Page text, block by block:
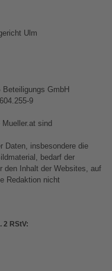
Kids
Fineline
Ulm
GmbH
9
sind
Daten, insbesondere die
bedarf der
den Inhalt der Websites, auf
Redaktion nicht
2 RStV: